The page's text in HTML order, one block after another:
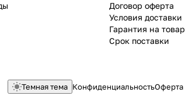
Договор оферта
Условия доставки
Гарантия на товар
Срок поставки
Темная тема КонфиденциальностьОферта